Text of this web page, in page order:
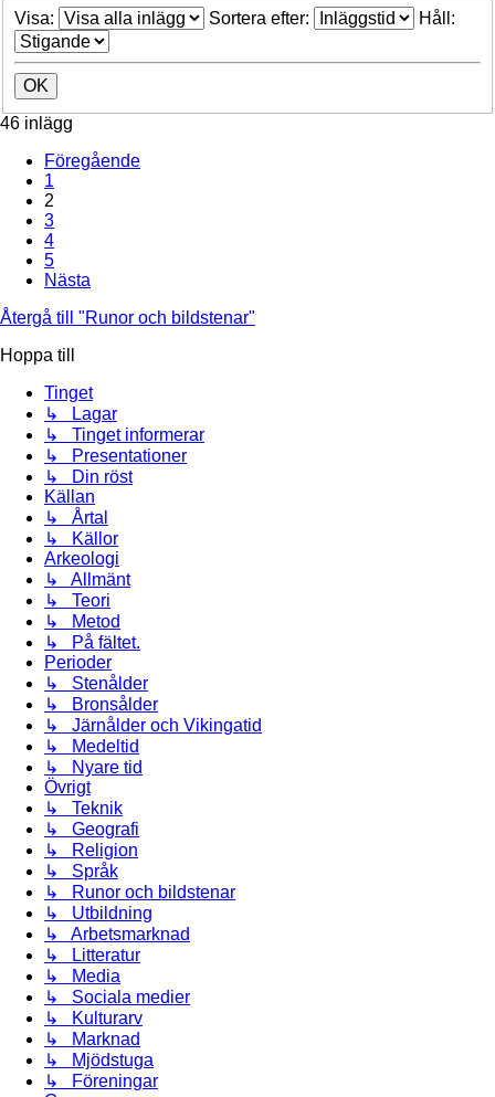
Visa: Sortera efter: Håll:
46 inlägg
Föregående
1
2
3
4
5
Nästa
Återgå till "Runor och bildstenar"
Hoppa till
Tinget
↳ Lagar
↳ Tinget informerar
↳ Presentationer
↳ Din röst
Källan
↳ Årtal
↳ Källor
Arkeologi
↳ Allmänt
↳ Teori
↳ Metod
↳ På fältet.
Perioder
↳ Stenålder
↳ Bronsålder
↳ Järnålder och Vikingatid
↳ Medeltid
↳ Nyare tid
Övrigt
↳ Teknik
↳ Geografi
↳ Religion
↳ Språk
↳ Runor och bildstenar
↳ Utbildning
↳ Arbetsmarknad
↳ Litteratur
↳ Media
↳ Sociala medier
↳ Kulturarv
↳ Marknad
↳ Mjödstuga
↳ Föreningar